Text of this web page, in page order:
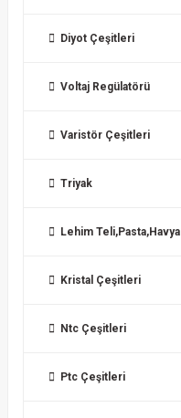
Diyot Çeşitleri
Voltaj Regülatörü
Varistör Çeşitleri
Triyak
Lehim Teli,Pasta,Havya
Kristal Çeşitleri
Ntc Çeşitleri
Ptc Çeşitleri